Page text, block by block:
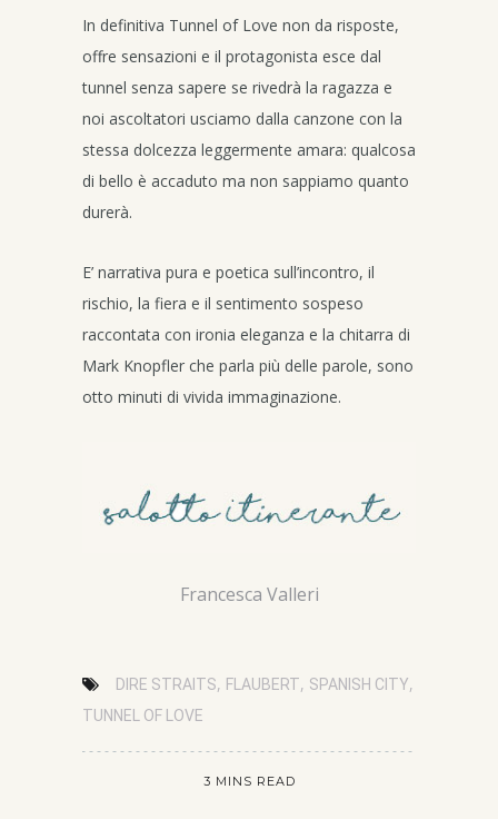
In definitiva Tunnel of Love non da risposte,
offre sensazioni e il protagonista esce dal
tunnel senza sapere se rivedrà la ragazza e
noi ascoltatori usciamo dalla canzone con la
stessa dolcezza leggermente amara: qualcosa
di bello è accaduto ma non sappiamo quanto
durerà.
E’ narrativa pura e poetica sull’incontro, il
rischio, la fiera e il sentimento sospeso
raccontata con ironia eleganza e la chitarra di
Mark Knopfler che parla più delle parole, sono
otto minuti di vivida immaginazione.
Francesca Valleri
DIRE STRAITS, FLAUBERT, SPANISH CITY,
TUNNEL OF LOVE
3 MINS READ